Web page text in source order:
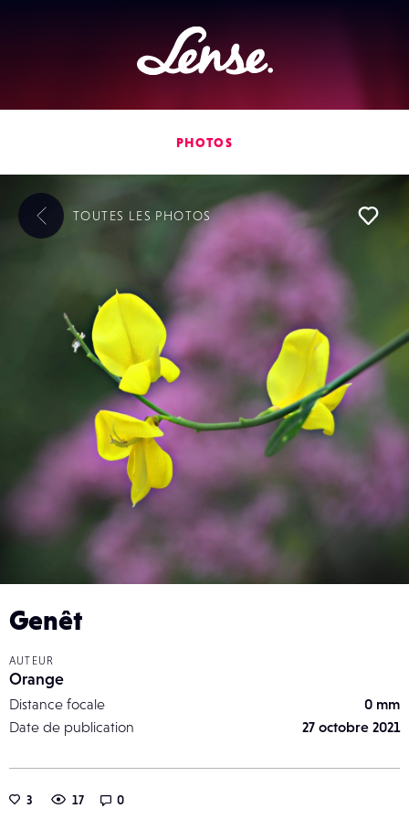
Lense
PHOTOS
Genêt
AUTEUR
Orange
Distance focale
0 mm
Date de publication
27 octobre 2021
3 17 0
TOUTES LES PHOTOS